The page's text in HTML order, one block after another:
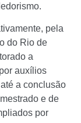
pela
do Rio de
a
auxílios
a conclusão
e de
por